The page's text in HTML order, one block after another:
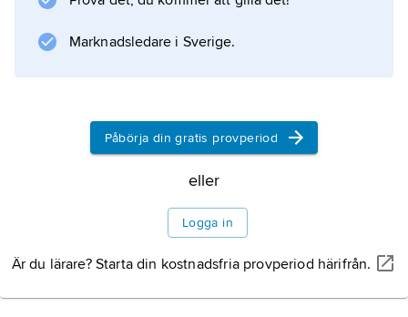
Marknadsledare i Sverige.
Påbörja din gratis provperiod
eller
Logga in
Är du lärare? Starta din kostnadsfria provperiod härifrån.